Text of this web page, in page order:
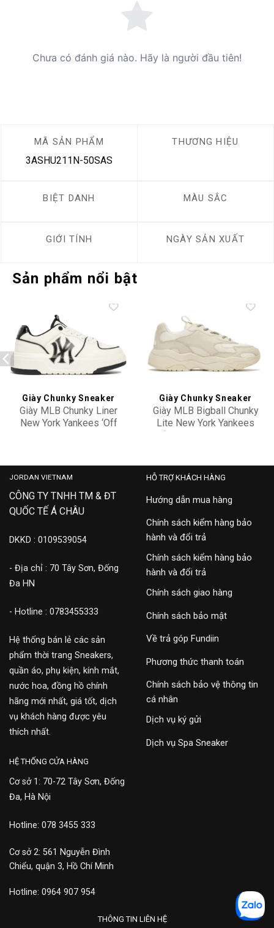
Chưa có đánh giá nào. Hãy là người đầu tiên!
MÃ SẢN PHẨM
3ASHU211N-50SAS
THƯƠNG HIỆU
BIỆT DANH MÀU SẮC
GIỚI TÍNH NGÀY SẢN XUẤT
Sản phẩm nổi bật
Add to
Giày Chunky Sneaker
Giày MLB Chunky Liner
New York Yankees ‘Off
Add to
wishlist
Giày Chunky Sneaker
Giày MLB Bigball Chunky
Lite New York Yankees
‘Ivory’ 3ASHC311N-
JORDAN VIETNAM
CÔNG TY TNHH TM & ĐT
QUỐC TẾ Á CHÂU
DKKD : 0109539054
- Địa chỉ : 70 Tây Sơn, Đống
Đa HN
- Hotline : 0783455333
Hệ thống bán lẻ các sản
phẩm thời trang Sneakers,
quần áo, phụ kiện, kính mắt,
nước hoa, đồng hồ chính
hãng mới nhất, giá tốt, dịch
vụ khách hàng được yêu
thích nhất.
HỖ TRỢ KHÁCH HÀNG
Hướng dẫn mua hàng
Chính sách kiểm hàng bảo
hành và đổi trả
Chính sách kiểm hàng bảo
hành và đổi trả
Chính sách giao hàng
Chính sách bảo mật
Về trả góp Fundiin
Phương thức thanh toán
Chính sách bảo vệ thông tin
cá nhân
Dịch vụ ký gửi
Dịch vụ Spa Sneaker
HỆ THỐNG CỬA HÀNG
Cơ sở 1: 70-72 Tây Sơn, Đống
Đa, Hà Nội
Hotline: 078 3455 333
Cơ sở 2: 561 Nguyễn Đình
Chiểu, quận 3, Hồ Chí Minh
Hotline: 0964 907 954
THÔNG TIN LIÊN HỆ